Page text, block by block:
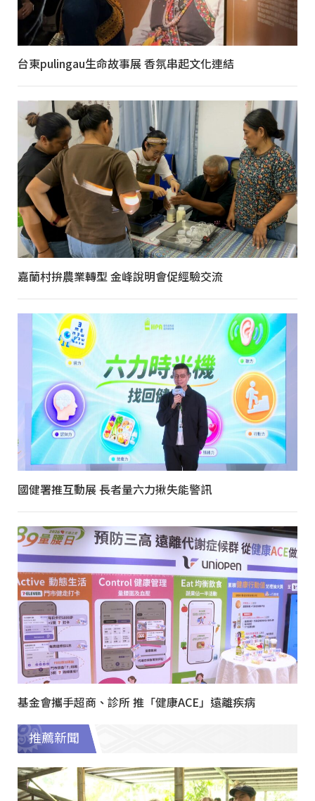
台東pulingau生命故事展 香氛串起文化連結
嘉蘭村拚農業轉型 金峰說明會促經驗交流
國健署推互動展 長者量六力揪失能警訊
基金會攜手超商、診所 推「健康ACE」遠離疾病
推薦新聞